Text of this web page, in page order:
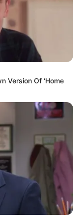
Version Of ‘Home